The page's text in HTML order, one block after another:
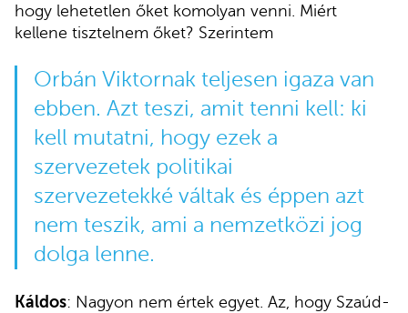
hogy lehetetlen őket komolyan venni. Miért
kellene tisztelnem őket? Szerintem
Orbán Viktornak teljesen igaza van
ebben. Azt teszi, amit tenni kell: ki
kell mutatni, hogy ezek a
szervezetek politikai
szervezetekké váltak és éppen azt
nem teszik, ami a nemzetközi jog
dolga lenne.
Káldos: Nagyon nem értek egyet. Az, hogy Szaúd-